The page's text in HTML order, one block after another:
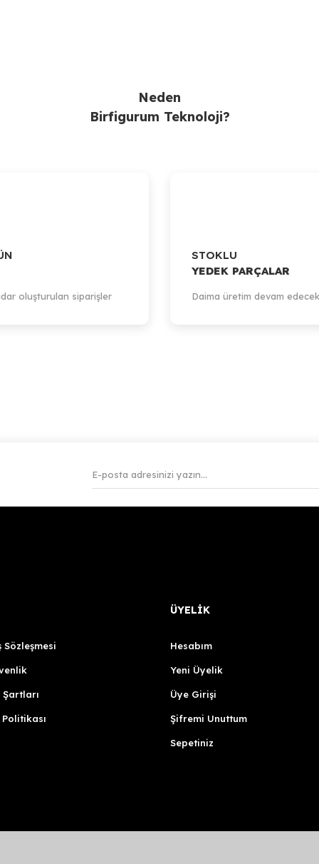
Neden
Birfigurum Teknoloji?
oluşturulan siparişler
STOKLU
YEDEK PARÇALAR
Daima üretim devam
Sözleşmesi
ÜYELİK
Hesabım
Yeni Üyelik
Üye Girişi
Şifremi Unuttum
Sepetiniz